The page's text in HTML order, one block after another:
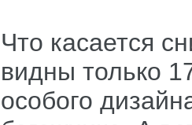
Что касается
видны только
особого